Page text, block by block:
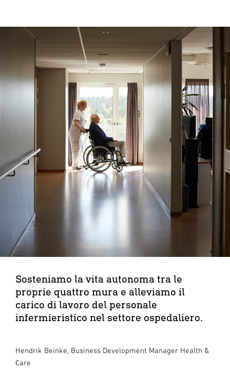
Sosteniamo la vita autonoma tra le
proprie quattro mura e alleviamo il
carico di lavoro del personale
infermieristico nel settore ospedaliero.
Hendrik Beinke, Business Development Manager Health &
Care